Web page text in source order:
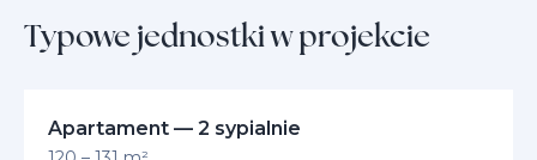
Typowe jednostki w projekcie
Apartament — 2 sypialnie